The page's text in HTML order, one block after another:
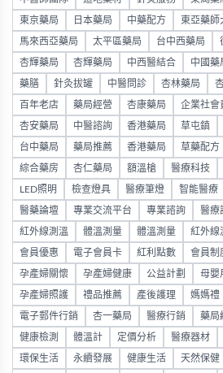
東京藥局 日本藥局 中藥配方 東亞藥師
馬來西亞藥局 太平區藥局 台中西藥局
杏輝藥局 杏輝藥局 中西醫結合 中國藥
藥膳 針灸拔罐 中醫問診 杏林藥局
百年老店 藥局經營 杏康藥局 企業社會
杏安藥局 中醫諮詢 香港藥局 草屯鎮
台中藥局 藥局推薦 香港藥局 草藥配方
綜合藥房 杏仁藥局 額溫槍 醫療科技
LED照明 檢查燈具 醫療筆燈 智能醫療
醫藥論壇 專業交流平台 專業諮詢 醫療
紅外線測溫 體溫測量 體溫測量 紅外線
會員優惠 電子會員卡 紅利點數 會員制
孕產婦關懷 孕產婦健康 公益計劃 母嬰
孕產婦照護 禮品推薦 產後護理 媽媽禮
電子郵件行銷 杏一藥局 醫療行銷 藥局
健康檢測 體溫計 定價分析 醫療器材
環保生活 永續發展 健康生活 天然保健